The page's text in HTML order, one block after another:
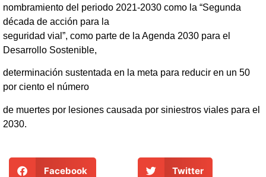
nombramiento del periodo 2021-2030 como la “Segunda
década de acción para la
seguridad vial”, como parte de la Agenda 2030 para el
Desarrollo Sostenible,
determinación sustentada en la meta para reducir en un 50
por ciento el número
de muertes por lesiones causada por siniestros viales para el
2030.
Facebook Twitter